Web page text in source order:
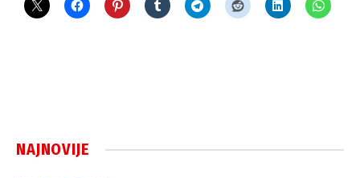
NAJNOVIJE